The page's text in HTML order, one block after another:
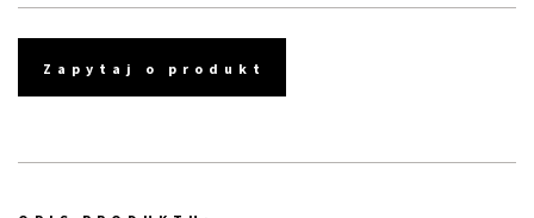
Zapytaj o produkt